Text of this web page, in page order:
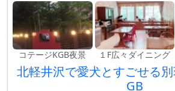
コテージKGB夜景 １F広々ダイニング
北軽井沢で愛犬とすごせる
GB